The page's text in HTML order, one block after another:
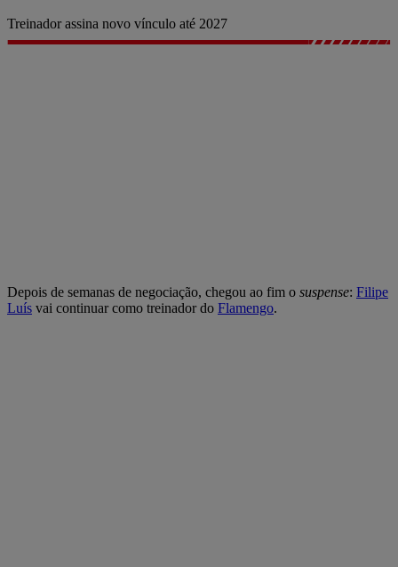
Treinador assina novo vínculo até 2027
Depois de semanas de negociação, chegou ao fim o suspense: Filipe
Luís vai continuar como treinador do Flamengo.